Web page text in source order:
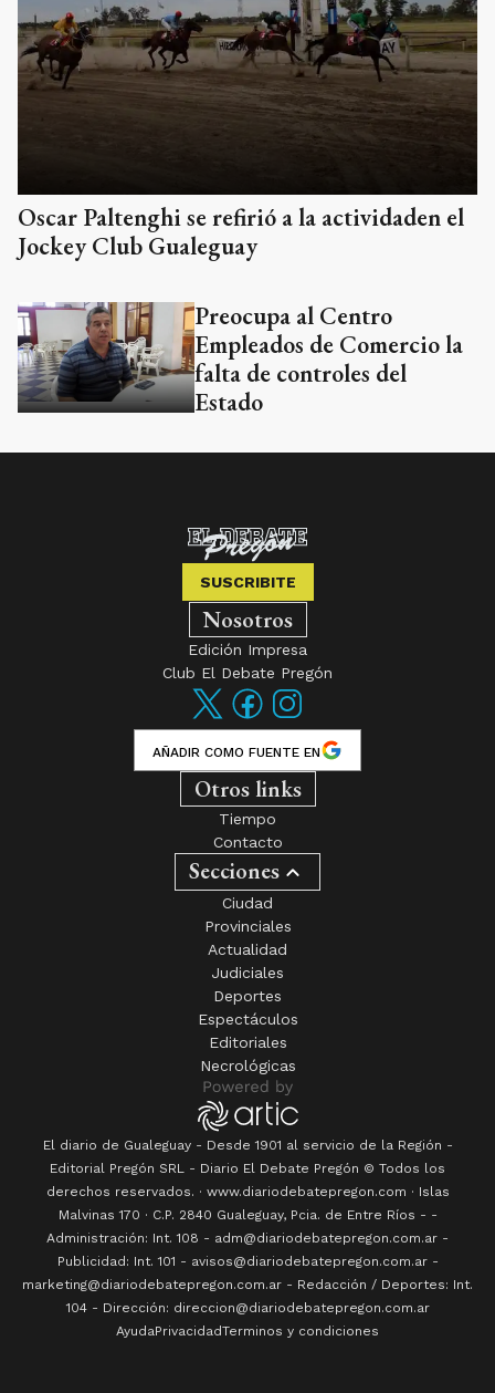
Oscar Paltenghi se refirió a la actividaden el
Jockey Club Gualeguay
Preocupa al Centro
Empleados de Comercio la
falta de controles del
Estado
SUSCRIBITE
Nosotros
Edición Impresa
Club El Debate Pregón
AÑADIR COMO FUENTE EN
Otros links
Tiempo
Contacto
Secciones
Ciudad
Provinciales
Actualidad
Judiciales
Deportes
Espectáculos
Editoriales
Necrológicas
El diario de Gualeguay - Desde 1901 al servicio de la Región -
Editorial Pregón SRL - Diario El Debate Pregón © Todos los
derechos reservados. · www.diariodebatepregon.com · Islas
Malvinas 170 · C.P. 2840 Gualeguay, Pcia. de Entre Ríos - -
Administración: Int. 108 - adm@diariodebatepregon.com.ar -
Publicidad: Int. 101 - avisos@diariodebatepregon.com.ar -
marketing@diariodebatepregon.com.ar - Redacción / Deportes: Int.
104 - Dirección: direccion@diariodebatepregon.com.ar
AyudaPrivacidadTerminos y condiciones